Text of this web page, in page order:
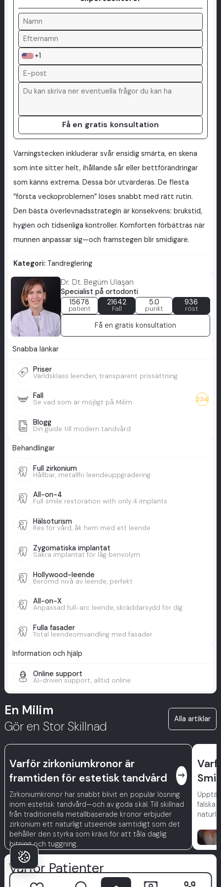
+1
Få en gratis konsultation
Varningstecken inkluderar svår ensidig smärta, en skena
som inte sitter helt, ihållande sår eller bettförändringar
som känns extrema. Dessa bör utvärderas. De flesta
”första veckoproblemen” löses snabbt med rätt rutin.
Den bästa överlevnadsstrategin är konsekvens: brukstid,
hygien och tidsenliga kontroller. Komforten förbättras när
munnen anpassar sig—och framstegen blir smidigare.
Kategori: Tandreglering
Dr. Dt. Begüm Ulaşan
Specialist på ortodonti
15678
patient
21642
Fall
5.0
punkt
936
röst
Få en gratis konsultation
Snabba länkar
Priser
Världsklass leenden, transparent prissättning
Fall
Se vad som är möjligt på Milim 234
Blogg
Din guide till modern tandvård
Behandlingar
Full zirkonium
Hållbar, metallfri leendeuppgradering
All-on-4
Full smile restoration with only 4 implants
Hälsoturism
Res för vård, åk hem med ett leende
Zygomatiska implantat
Säkra implantat för låg benvolym
Hollywood-leende
Berömd nivå av leende, perfekt
All-on-X
Anpassad full-arc leende, skräddarsydd för dig
Fulla fasader
Total leendeomvandling med fasader
Information och hjälp
Online support
AI-driven support, alltid online
En Milim
Gör en Stor Skillnad
Alla artiklar
Varför zirkoniumkronor är
framtiden för estetisk tandvård
east
Zirkoniumkronor har snabbt blivit en populär lösning
inom estetisk tandvård—och av goda skäl. Till skillnad
från traditionella metallbaserade kronor erbjuder
zirkonium ett naturligt utseende samtidigt som det
behåller den styrka som krävs för att tåla daglig
bitning och tuggning.
falska
Varför Patienter